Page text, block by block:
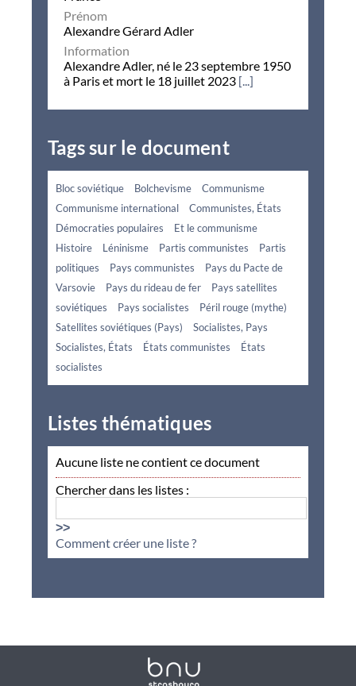
Prénom
Alexandre Gérard Adler
Information
Alexandre Adler, né le 23 septembre 1950
à Paris et mort le 18 juillet 2023 [...]
Tags sur le document
Bloc soviétique Bolchevisme
Communisme
Communisme international
Communistes, États
Démocraties populaires
Et le communisme
Histoire
Léninisme Partis communistes
Partis
politiques
Pays communistes
Pays du Pacte de
Varsovie
Pays du rideau de fer
Pays satellites
soviétiques
Pays socialistes
Péril rouge (mythe)
Satellites soviétiques (Pays)
Socialistes, Pays
Socialistes, États
États communistes
États
socialistes
Listes thématiques
Aucune liste ne contient ce document
Chercher dans les listes :
>>
Comment créer une liste ?